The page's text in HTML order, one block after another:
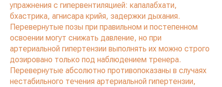
упражнения с гипервентиляцией: капалабхати,
бхастрика, агнисара крийя, задержки дыхания.
Перевернутые позы при правильном и постепенном
освоении могут снижать давление, но при
артериальной гипертензии выполнять их можно строго
дозировано только под наблюдением тренера.
Перевернутые абсолютно противопоказаны в случаях
нестабильного течения артериальной гипертензии,